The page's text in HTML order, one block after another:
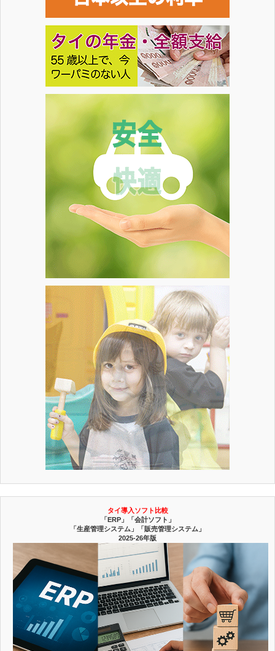
タイ導入ソフト比較
「ERP」「会計ソフト」
「生産管理システム」「販売管理システム」
2025-26年版